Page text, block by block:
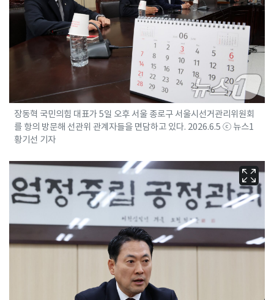
장동혁 국민의힘 대표가 5일 오후 서울 종로구 서울시선거관리위원회
를 항의 방문해 선관위 관계자들을 면담하고 있다. 2026.6.5 ⓒ 뉴스1
황기선 기자